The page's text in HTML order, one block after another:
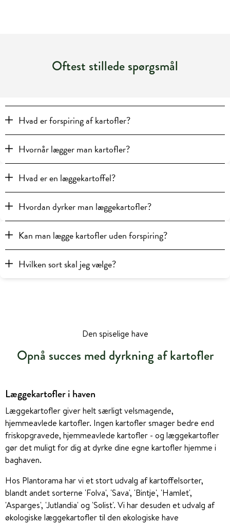
Oftest stillede spørgsmål
Hvad er forspiring af kartofler?
Hvornår lægger man kartofler?
Hvad er en læggekartoffel?
Hvordan dyrker man læggekartofler?
Kan man lægge kartofler uden forspiring?
Hvilken sort skal jeg vælge?
Den spiselige have
Opnå succes med dyrkning af kartofler
Læggekartofler i haven
Læggekartofler giver helt særligt velsmagende,
hjemmeavlede kartofler. Ingen kartofler smager bedre end
friskopgravede, hjemmeavlede kartofler - og læggekartofler
gør det muligt for dig at dyrke dine egne kartofler hjemme i
baghaven.
Hos Plantorama har vi et stort udvalg af kartoffelsorter,
blandt andet sorterne 'Folva', 'Sava', 'Bintje', 'Hamlet',
'Asparges', 'Jutlandia' og 'Solist'. Vi har desuden et udvalg af
økologiske læggekartofler til den økologiske have